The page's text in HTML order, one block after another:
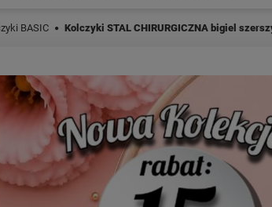
BASIC Kolczyki STAL CHIRURGICZNA bigiel